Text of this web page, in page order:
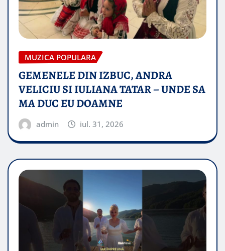
MUZICA POPULARA
GEMENELE DIN IZBUC, ANDRA
VELICIU SI IULIANA TATAR – UNDE SA
MA DUC EU DOAMNE
admin iul. 31, 2026